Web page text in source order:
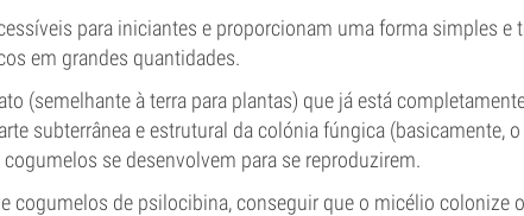
para iniciantes e proporcionam uma forma simples e
em grandes quantidades.
(semelhante à terra para plantas) que já está
subterrânea e estrutural da colónia fúngica (basicamente, o
se desenvolvem para se reproduzirem.
cogumelos de psilocibina, conseguir que o micélio colonize